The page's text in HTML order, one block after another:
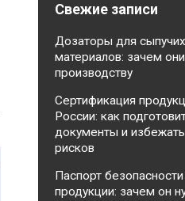
Свежие записи
Дозаторы для сыпучих
материалов: зачем
производству
Сертификация
России: как
документы и
рисков
Паспорт безопасности
продукции: зачем он